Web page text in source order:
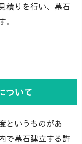
積りを行い、墓石
ついて
というものがあ
で墓石建立する許